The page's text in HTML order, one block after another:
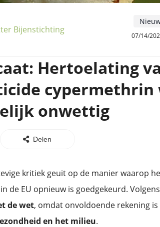
Bijenstichting
07/14/
Hertoelating
cypermethrin
onwettig
Delen
kritiek geuit op de manier waarop
in de EU opnieuw is goedgekeurd.
de wet, omdat onvoldoende rekening
en het milieu.